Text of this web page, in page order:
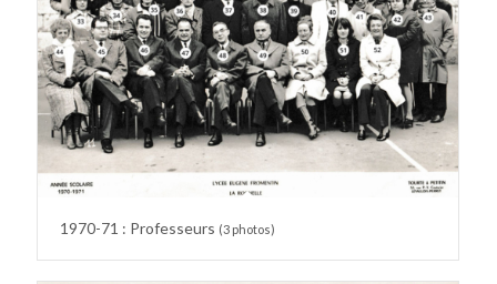
1970-71 : Professeurs (3 photos)